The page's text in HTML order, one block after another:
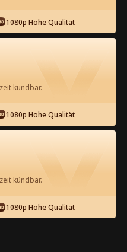
App ansehen
Film
69 70
1080p Hohe Qualität
kündbar.
1080p Hohe Qualität
kündbar.
1080p Hohe Qualität